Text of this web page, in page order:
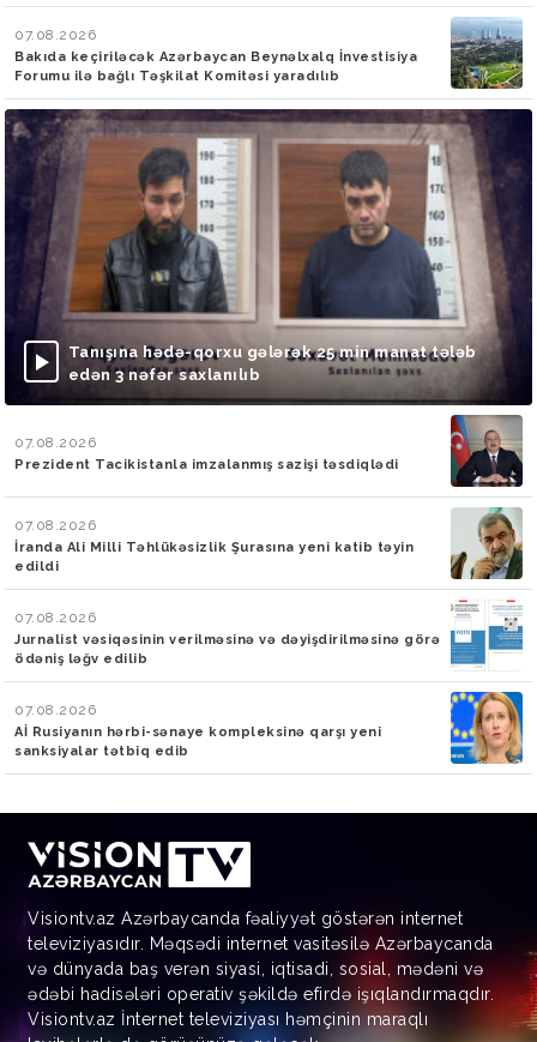
07.08.2026
Bakıda keçiriləcək Azərbaycan Beynəlxalq İnvestisiya
Forumu ilə bağlı Təşkilat Komitəsi yaradılıb
Tanışına hədə-qorxu gələrək 25 min manat tələb
edən 3 nəfər saxlanılıb
07.08.2026
Prezident Tacikistanla imzalanmış sazişi təsdiqlədi
07.08.2026
İranda Ali Milli Təhlükəsizlik Şurasına yeni katib təyin
edildi
07.08.2026
Jurnalist vəsiqəsinin verilməsinə və dəyişdirilməsinə görə
ödəniş ləğv edilib
07.08.2026
Aİ Rusiyanın hərbi-sənaye kompleksinə qarşı yeni
sanksiyalar tətbiq edib
Visiontv.az Azərbaycanda fəaliyyət göstərən internet
televiziyasıdır. Məqsədi internet vasitəsilə Azərbaycanda
və dünyada baş verən siyasi, iqtisadi, sosial, mədəni və
ədəbi hadisələri operativ şəkildə efirdə işıqlandırmaqdır.
Visiontv.az İnternet televiziyası həmçinin maraqlı